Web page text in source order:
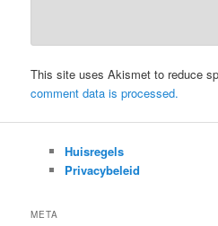
This site uses Akismet to reduce
comment data is processed.
Huisregels
Privacybeleid
META